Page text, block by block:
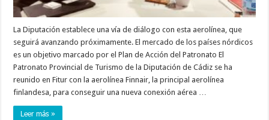
La Diputación establece una vía de diálogo con esta aerolínea, que
seguirá avanzando próximamente. El mercado de los países nórdicos
es un objetivo marcado por el Plan de Acción del Patronato El
Patronato Provincial de Turismo de la Diputación de Cádiz se ha
reunido en Fitur con la aerolínea Finnair, la principal aerolínea
finlandesa, para conseguir una nueva conexión aérea …
Leer más »